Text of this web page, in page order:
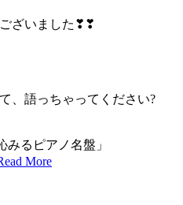
ございました❣❣
、語っちゃってください?
みるピアノ名盤」
More